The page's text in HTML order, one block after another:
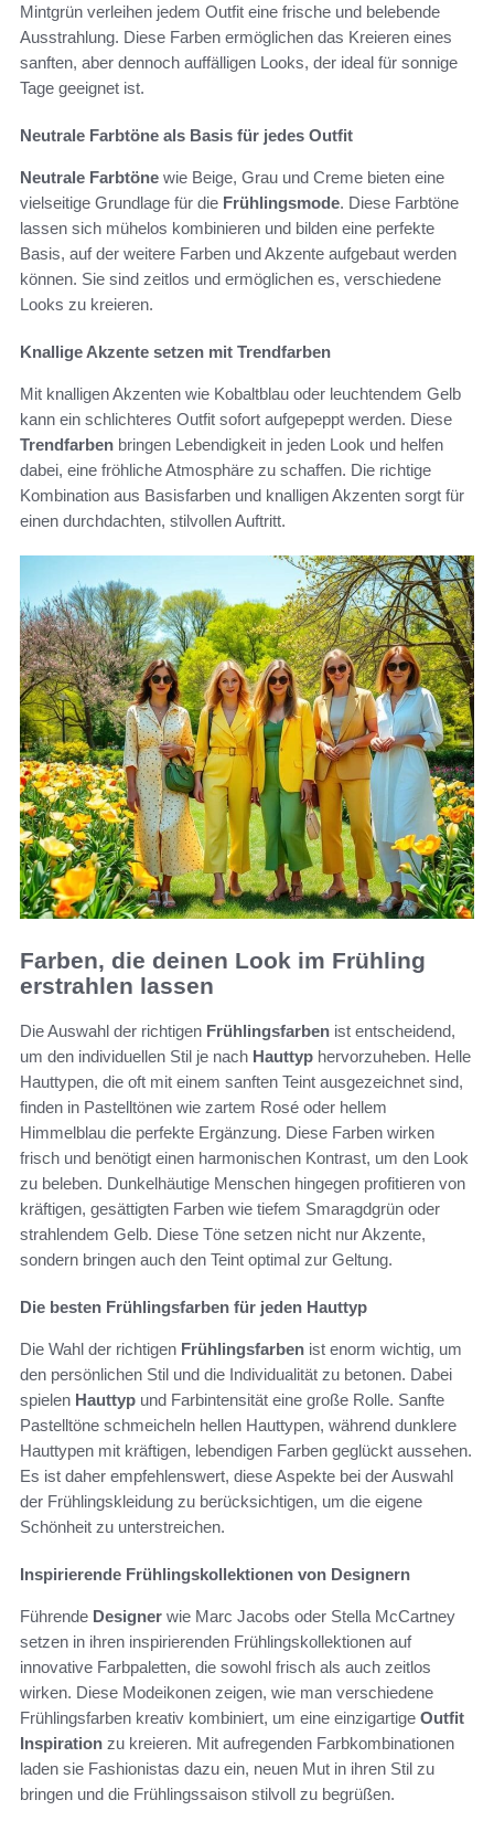
Mintgrün verleihen jedem Outfit eine frische und belebende
Ausstrahlung. Diese Farben ermöglichen das Kreieren eines
sanften, aber dennoch auffälligen Looks, der ideal für sonnige
Tage geeignet ist.
Neutrale Farbtöne als Basis für jedes Outfit
Neutrale Farbtöne wie Beige, Grau und Creme bieten eine
vielseitige Grundlage für die Frühlingsmode. Diese Farbtöne
lassen sich mühelos kombinieren und bilden eine perfekte
Basis, auf der weitere Farben und Akzente aufgebaut werden
können. Sie sind zeitlos und ermöglichen es, verschiedene
Looks zu kreieren.
Knallige Akzente setzen mit Trendfarben
Mit knalligen Akzenten wie Kobaltblau oder leuchtendem Gelb
kann ein schlichteres Outfit sofort aufgepeppt werden. Diese
Trendfarben bringen Lebendigkeit in jeden Look und helfen
dabei, eine fröhliche Atmosphäre zu schaffen. Die richtige
Kombination aus Basisfarben und knalligen Akzenten sorgt für
einen durchdachten, stilvollen Auftritt.
Farben, die deinen Look im Frühling
erstrahlen lassen
Die Auswahl der richtigen Frühlingsfarben ist entscheidend,
um den individuellen Stil je nach Hauttyp hervorzuheben. Helle
Hauttypen, die oft mit einem sanften Teint ausgezeichnet sind,
finden in Pastelltönen wie zartem Rosé oder hellem
Himmelblau die perfekte Ergänzung. Diese Farben wirken
frisch und benötigt einen harmonischen Kontrast, um den Look
zu beleben. Dunkelhäutige Menschen hingegen profitieren von
kräftigen, gesättigten Farben wie tiefem Smaragdgrün oder
strahlendem Gelb. Diese Töne setzen nicht nur Akzente,
sondern bringen auch den Teint optimal zur Geltung.
Die besten Frühlingsfarben für jeden Hauttyp
Die Wahl der richtigen Frühlingsfarben ist enorm wichtig, um
den persönlichen Stil und die Individualität zu betonen. Dabei
spielen Hauttyp und Farbintensität eine große Rolle. Sanfte
Pastelltöne schmeicheln hellen Hauttypen, während dunklere
Hauttypen mit kräftigen, lebendigen Farben geglückt aussehen.
Es ist daher empfehlenswert, diese Aspekte bei der Auswahl
der Frühlingskleidung zu berücksichtigen, um die eigene
Schönheit zu unterstreichen.
Inspirierende Frühlingskollektionen von Designern
Führende Designer wie Marc Jacobs oder Stella McCartney
setzen in ihren inspirierenden Frühlingskollektionen auf
innovative Farbpaletten, die sowohl frisch als auch zeitlos
wirken. Diese Modeikonen zeigen, wie man verschiedene
Frühlingsfarben kreativ kombiniert, um eine einzigartige Outfit
Inspiration zu kreieren. Mit aufregenden Farbkombinationen
laden sie Fashionistas dazu ein, neuen Mut in ihren Stil zu
bringen und die Frühlingssaison stilvoll zu begrüßen.